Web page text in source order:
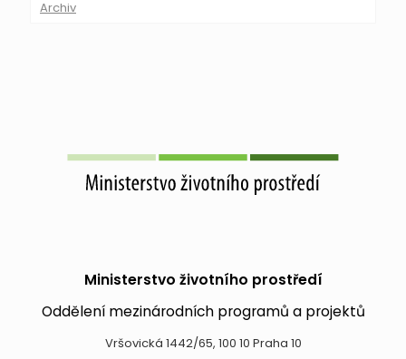
Archiv
Ministerstvo životního prostředí
Oddělení mezinárodních programů a projektů
Vršovická 1442/65, 100 10 Praha 10